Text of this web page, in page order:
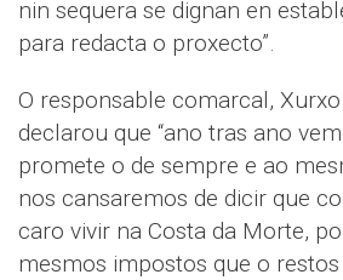
nin sequera se dignan en
para redacta o proxecto”.
O responsable comarcal,
declarou que “ano tras ano
promete o de sempre e ao
nos cansaremos de dicir que
caro vivir na Costa da Morte,
mesmos impostos que o